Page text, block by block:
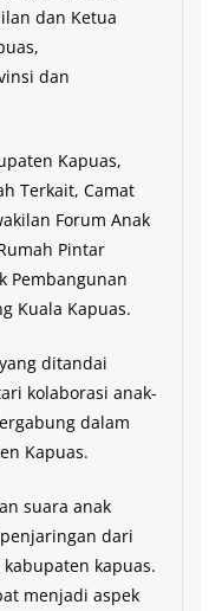
dan Ketua
dan
Kapuas,
Terkait, Camat
Forum Anak
Pintar
Pembangunan
Kuala Kapuas.
ditandai
kolaborasi anak-
dalam
Kapuas.
suara anak
dari
kapuas.
menjadi aspek